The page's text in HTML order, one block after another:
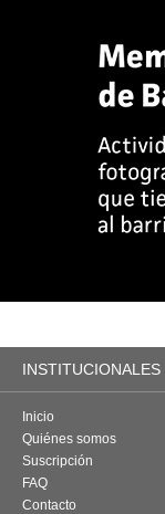
INSTITUCIONALES
Inicio
Quiénes somos
Suscripción
FAQ
Contacto